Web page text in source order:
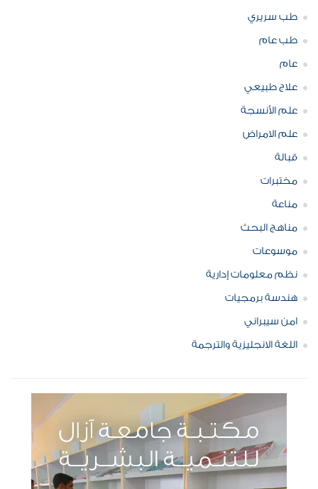
طب سريري
طب عام
عام
علاج طبيعي
علم الأنسجة
علم الامراض
قبالة
مختبرات
مناعة
مناهج البحث
موسوعات
نظم معلومات إدارية
هندسة برمجيات
امن سيبراني
اللغة الانجليزية والترجمة